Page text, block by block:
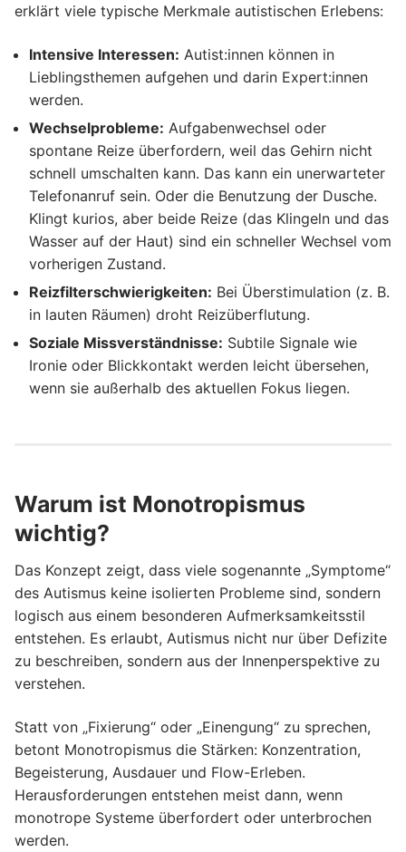
erklärt viele typische Merkmale autistischen Erlebens:
Intensive Interessen: Autist:innen können in
Lieblingsthemen aufgehen und darin Expert:innen
werden.
Wechselprobleme: Aufgabenwechsel oder
spontane Reize überfordern, weil das Gehirn nicht
schnell umschalten kann. Das kann ein unerwarteter
Telefonanruf sein. Oder die Benutzung der Dusche.
Klingt kurios, aber beide Reize (das Klingeln und das
Wasser auf der Haut) sind ein schneller Wechsel vom
vorherigen Zustand.
Reizfilterschwierigkeiten: Bei Überstimulation (z. B.
in lauten Räumen) droht Reizüberflutung.
Soziale Missverständnisse: Subtile Signale wie
Ironie oder Blickkontakt werden leicht übersehen,
wenn sie außerhalb des aktuellen Fokus liegen.
Warum ist Monotropismus
wichtig?
Das Konzept zeigt, dass viele sogenannte „Symptome“
des Autismus keine isolierten Probleme sind, sondern
logisch aus einem besonderen Aufmerksamkeitsstil
entstehen. Es erlaubt, Autismus nicht nur über Defizite
zu beschreiben, sondern aus der Innenperspektive zu
verstehen.
Statt von „Fixierung“ oder „Einengung“ zu sprechen,
betont Monotropismus die Stärken: Konzentration,
Begeisterung, Ausdauer und Flow-Erleben.
Herausforderungen entstehen meist dann, wenn
monotrope Systeme überfordert oder unterbrochen
werden.